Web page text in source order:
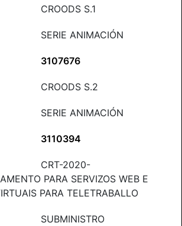
CROODS S.1
SERIE ANIMACIÓN
3107676
CROODS S.2
SERIE ANIMACIÓN
3110394
CRT-2020-
PARA SERVIZOS WEB E
PARA TELETRABALLO
SUBMINISTRO